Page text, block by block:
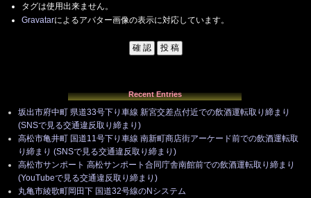
タグは使用出来ません。
Gravatarによるアバター画像の表示に対応しています。
Recent Entries
坂出市府中町 県道33号下り車線 新宮交差点付近での飲酒運転取り締まり
(SNSで見る交通違反取り締まり)
高松市亀井町 国道11号下り車線 南新町商店街アーケード前での飲酒運転取
り締まり (SNSで見る交通違反取り締まり)
高松市サンポート 高松サンポート合同庁舎南館前での飲酒運転取り締まり
(YouTubeで見る交通違反取り締まり)
丸亀市綾歌町岡田下 国道32号線のNシステム